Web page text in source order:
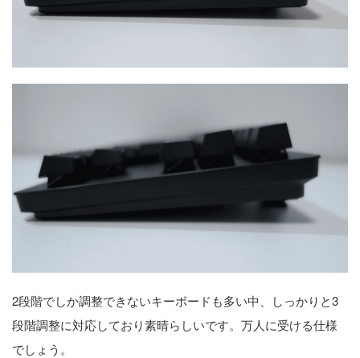
2段階でしか調整できないキーボードも多い中、しっかりと3
段階調整に対応しており素晴らしいです。万人に受ける仕様
でしょう。